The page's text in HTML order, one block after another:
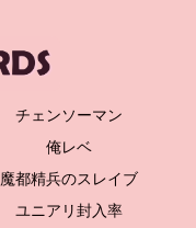
チェンソーマン
俺レベ
魔都精兵のスレイブ
ユニアリ封入率